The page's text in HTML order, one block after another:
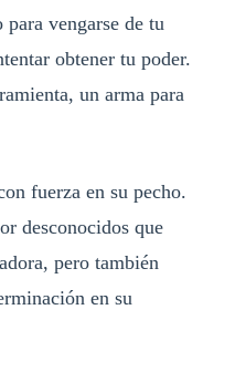
vengarse de tu
obtener tu poder.
un arma para
fuerza en su pecho.
desconocidos que
pero también
en su